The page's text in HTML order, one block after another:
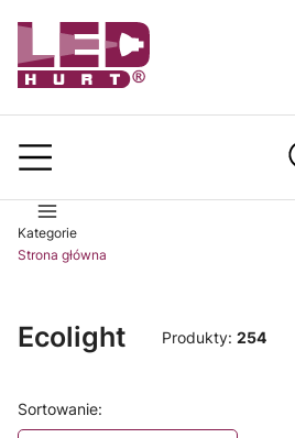
Kategorie
Strona główna
Ecolight Produkty: 254
Lista produktów
Sortowanie: